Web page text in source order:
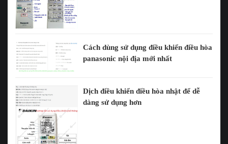
Cách dùng sử dụng điều khiển điều hòa
panasonic nội địa mới nhất
Dịch điều khiển điều hòa nhật để dễ
dàng sử dụng hơn